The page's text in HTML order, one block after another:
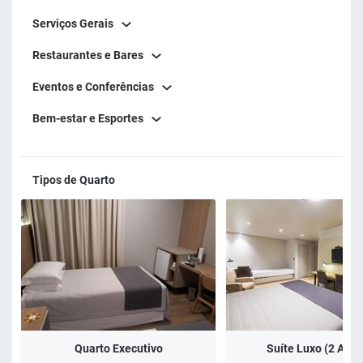
Serviços Gerais
Restaurantes e Bares
Eventos e Conferências
Bem-estar e Esportes
Tipos de Quarto
Quarto Executivo Suíte Luxo (2